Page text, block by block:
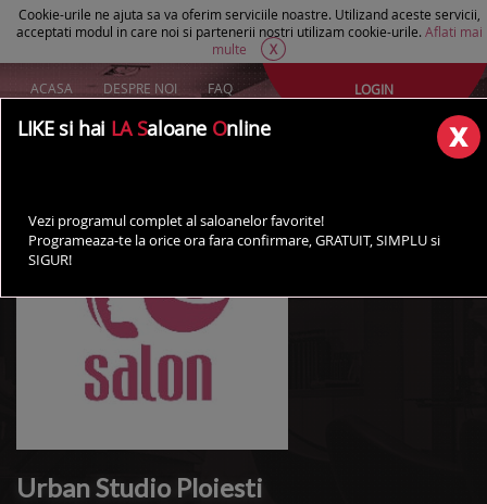
Cookie-urile ne ajuta sa va oferim serviciile noastre. Utilizand aceste servicii,
acceptati modul in care noi si partenerii nostri utilizam cookie-urile. Aflati mai
multe
X
ACASA DESPRE NOI FAQ
AI UN SALON?
LOGIN
Urban Studio Ploiesti
LIKE si hai LA Saloane Online
Vezi programul complet al saloanelor favorite!
Programeaza-te la orice ora fara confirmare, GRATUIT, SIMPLU si
SIGUR!